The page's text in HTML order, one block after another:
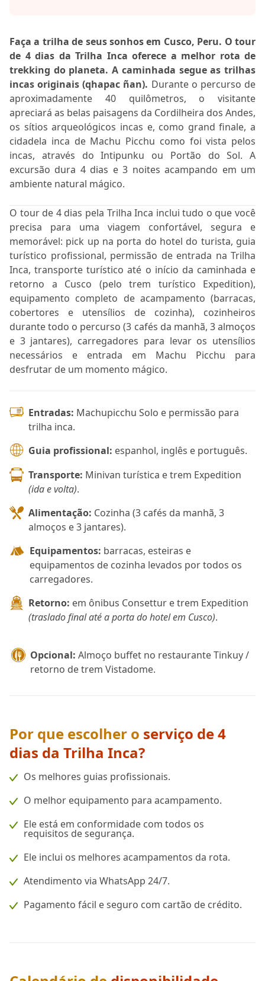
Faça a trilha de seus sonhos em Cusco, Peru. O tour
de 4 dias da Trilha Inca oferece a melhor rota de
trekking do planeta. A caminhada segue as trilhas
incas originais (qhapac ñan). Durante o percurso de
aproximadamente 40 quilômetros, o visitante
apreciará as belas paisagens da Cordilheira dos Andes,
os sítios arqueológicos incas e, como grand finale, a
cidadela inca de Machu Picchu como foi vista pelos
incas, através do Intipunku ou Portão do Sol. A
excursão dura 4 dias e 3 noites acampando em um
ambiente natural mágico.
O tour de 4 dias pela Trilha Inca inclui tudo o que você
precisa para uma viagem confortável, segura e
memorável: pick up na porta do hotel do turista, guia
turístico profissional, permissão de entrada na Trilha
Inca, transporte turístico até o início da caminhada e
retorno a Cusco (pelo trem turístico Expedition),
equipamento completo de acampamento (barracas,
cobertores e utensílios de cozinha), cozinheiros
durante todo o percurso (3 cafés da manhã, 3 almoços
e 3 jantares), carregadores para levar os utensílios
necessários e entrada em Machu Picchu para
desfrutar de um momento mágico.
Entradas: Machupicchu Solo e permissão para
trilha inca.
Guia profissional: espanhol, inglês e português.
Transporte: Minivan turística e trem Expedition
(ida e volta).
Alimentação: Cozinha (3 cafés da manhã, 3
almoços e 3 jantares).
Equipamentos: barracas, esteiras e
equipamentos de cozinha levados por todos os
carregadores.
Retorno: em ônibus Consettur e trem Expedition
(traslado final até a porta do hotel em Cusco).
Opcional: Almoço buffet no restaurante Tinkuy /
retorno de trem Vistadome.
Por que escolher o serviço de 4
dias da Trilha Inca?
Os melhores guias profissionais.
O melhor equipamento para acampamento.
Ele está em conformidade com todos os
requisitos de segurança.
Ele inclui os melhores acampamentos da rota.
Atendimento via WhatsApp 24/7.
Pagamento fácil e seguro com cartão de crédito.